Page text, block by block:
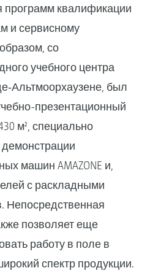
программ квалификации
и сервисному
со
учебного центра
был
презентационный
м², специально
машин AMAZONE и,
с раскладными
Непосредственная
позволяет еще
работу в поле в
спектр продукции.